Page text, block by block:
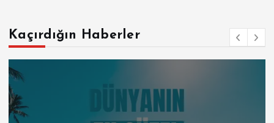
Kaçırdığın Haberler